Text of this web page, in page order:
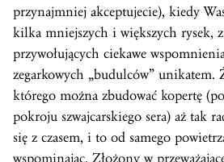
przynajmniej akceptujecie), kiedy
kilka mniejszych i większych rysek, z
przywołujących ciekawe
zegarkowych „budulców” unikatem.
którego można zbudować kopertę
pokroju szwajcarskiego sera) aż tak
się z czasem, i to od samego
wspominając. Złożony w